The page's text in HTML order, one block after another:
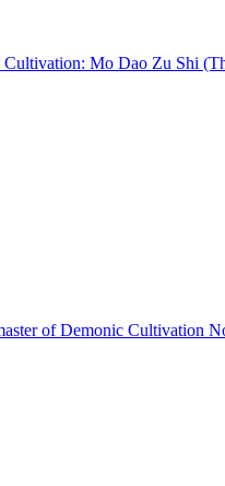
Cultivation: Mo Dao Zu Shi
of Demonic Cultivation